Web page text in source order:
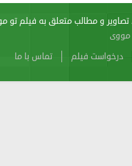
sitemap Atom Cache